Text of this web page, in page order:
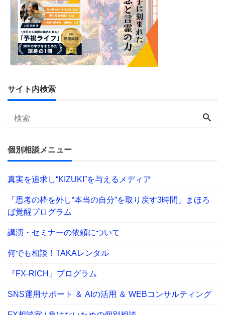
サイト内検索
個別相談メニュー
真実を追求し“KIZUKI”を与えるメディア
「思考の枠を外し“本当の自分”を取り戻す3時間」まほろ
ば覚醒プログラム
講演・セミナーの依頼について
何でも相談！TAKAレンタル
『FX-RICH』プログラム
SNS運用サポート ＆ AIの活用 ＆ WEBコンサルティング